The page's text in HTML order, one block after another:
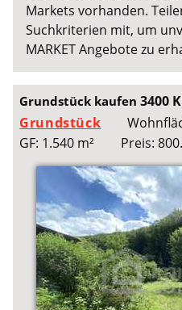
Markets vorhanden.
Suchkriterien mit, um
MARKET Angebote zu
Grundstück kaufen3400
Grundstück
GF: 1.540 m²
Preis: